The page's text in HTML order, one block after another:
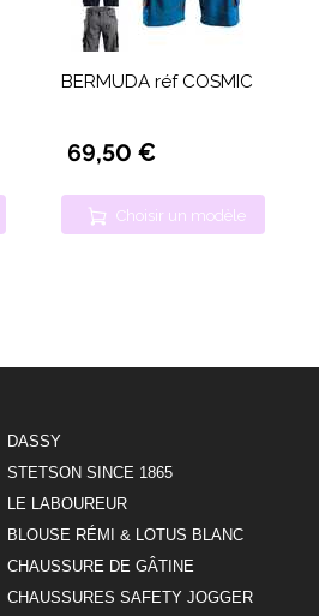
BERMUDA réf COSMIC
69,50 €
Choisir un modèle
DASSY
STETSON SINCE 1865
LE LABOUREUR
BLOUSE RÉMI & LOTUS BLANC
CHAUSSURE DE GÂTINE
CHAUSSURES SAFETY JOGGER